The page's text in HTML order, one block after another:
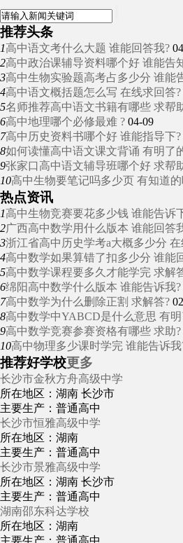
推荐头条
1高中语文考什么大题 谁能回答我?
2高中政治课辅导资料哪个好 谁能告
3高中生物实验题高考占多少分 谁能
4高中语文概括题怎么写 在线求回答?
5名师推荐高中语文书籍有哪些 求帮
6高中地理哪个必修最难 ? 04-09
7高中历史资料书哪个好 谁能指导下?
8如何读懂高中语文课文背诵 有明了
9张家口高中语文辅导班哪个好 求帮
10高中生物要笔记吗多少页 有知道的
热点资讯
1高中生物竞赛要花多少钱 谁能告诉
2广西高中数学用什么版本 谁能回答
3浙江省高中历史学考a大概多少分
4高中数学如果算错了扣多少分 谁能
5高中数学课程要多久才能学完 求解
6绵阳高中数学什么版本 谁能告诉我?
7高中数学为什么删除正割 求解答?
8高中数学中YABCD是什么意思 有
9高中数学竞赛参赛资格有哪些 求助?
10高中物理多少课时学完 谁能告诉我
推荐好学校更多
长沙市金秋方舟高级中学
所在地区：湖南 长沙市
主要生产：普通高中
长沙市恒雅高级中学
所在地区：湖南
主要生产：普通高中
长沙市景雅高级中学
所在地区：湖南 长沙市
主要生产：普通高中
湖南邵东科达学校
所在地区：湖南
主要生产：普通高中